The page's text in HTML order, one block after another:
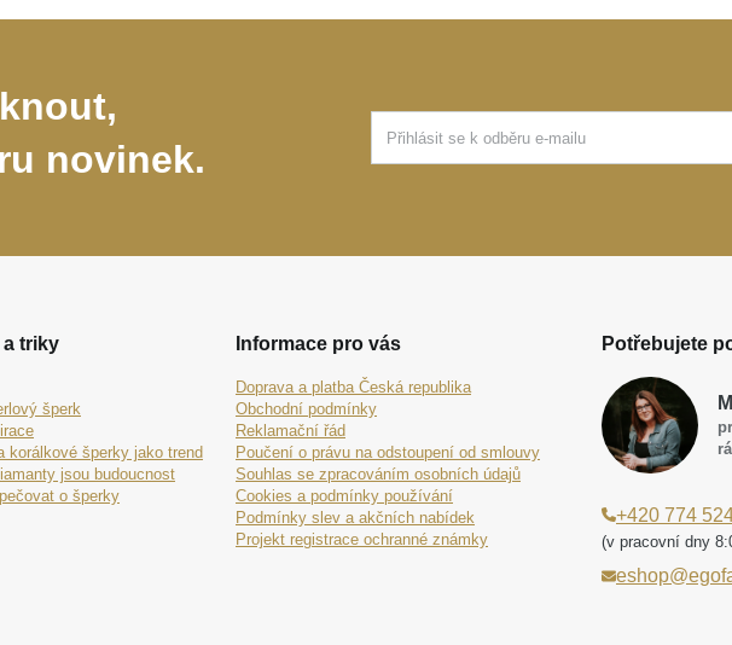
novinek.
a triky
šperk
korálkové šperky jako trend
jsou budoucnost
o šperky
Informace pro vás
Doprava a platba Česká republika
Obchodní podmínky
Reklamační řád
Poučení o právu na odstoupení od smlouvy
Souhlas se zpracováním osobních údajů
Cookies a podmínky používání
Podmínky slev a akčních nabídek
Projekt registrace ochranné známky
Potřebujete
+420 774
(v pracovní dny